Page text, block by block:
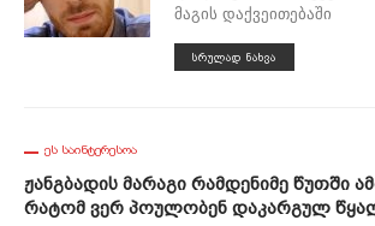
მაგის დაქვეითებაში
ᲡᲠᲣᲚᲐᲓ ᲜᲐᲮᲕᲐ
ᲔᲡ ᲡᲐᲘᲜᲢᲔᲠᲔᲡᲝᲐ
Ჟანგბადის Მარაგი Რამდენიმე Წუთში
Რატომ Ვერ Პოულობენ Დაკარგულ